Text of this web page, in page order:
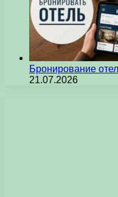
Бронирование
21.07.2026